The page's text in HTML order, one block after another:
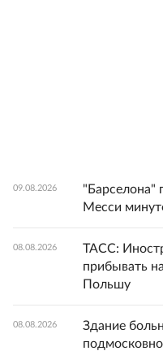
09.08.2026
"Барселона"
Месси
08.08.2026
ТАСС:
прибывать
Польшу
08.08.2026
Здание